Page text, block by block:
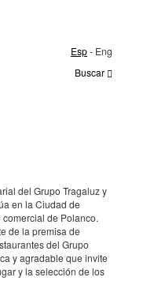
Esp- Eng
Buscar
del Grupo Tragaluz y
en la Ciudad de
de Polanco.
de la premisa de
del Grupo
y agradable que invite
y la selección de los